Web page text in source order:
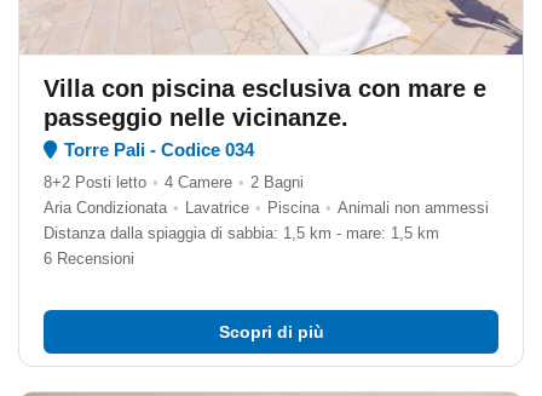
Villa con piscina esclusiva con mare e
passeggio nelle vicinanze.
Torre Pali - Codice 034
8+2 Posti letto • 4 Camere • 2 Bagni
Aria Condizionata • Lavatrice • Piscina • Animali non ammessi
Distanza dalla spiaggia di sabbia: 1,5 km - mare: 1,5 km
6 Recensioni
Scopri di più